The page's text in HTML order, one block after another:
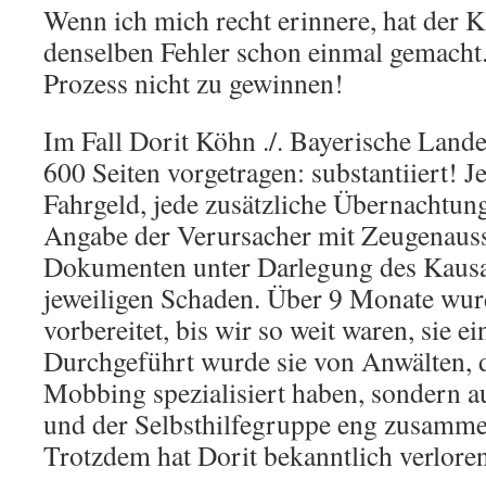
Wenn ich mich recht erinnere, hat der
denselben Fehler schon einmal
Prozess nicht zu gewinnen!
Im Fall Dorit Köhn ./. Bayerische
600 Seiten vorgetragen: substantiiert!
Fahrgeld, jede zusätzliche
Angabe der Verursacher mit
Dokumenten unter Darlegung des
jeweiligen Schaden. Über 9 Monate
vorbereitet, bis wir so weit waren, sie
Durchgeführt wurde sie von Anwälten,
Mobbing spezialisiert haben, sondern
und der Selbsthilfegruppe eng
Trotzdem hat Dorit bekanntlich